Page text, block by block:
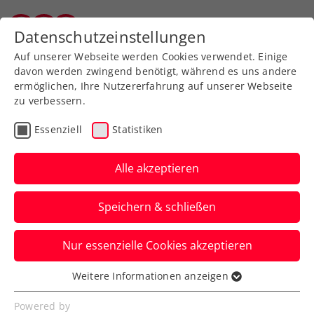
Zurück zur Newsübersicht
Turniere
„Official Tennis
Experience“ in der Wiener
Stadthalle eröffnet
ÖTV-Legende Thomas Muster führt am
Rande der Erste Bank Open durch eine
spannende Tennis-Zeitreise.
Verfasst von: Presseaussendung / Redaktion, 09.10.2024
Datenschutzeinstellungen
Auf unserer Webseite werden Cookies verwendet. Einige
davon werden zwingend benötigt, während es uns andere
ermöglichen, Ihre Nutzererfahrung auf unserer Webseite
zu verbessern.
Essenziell Statistiken
Alle akzeptieren
Speichern & schließen
Nur essenzielle Cookies akzeptieren
Essenziell
Essenzielle Cookies werden für grundlegende
Weitere Informationen anzeigen
Powered by